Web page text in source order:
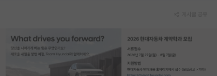
반도체/AI 게시판
장학금/장학생 게시판